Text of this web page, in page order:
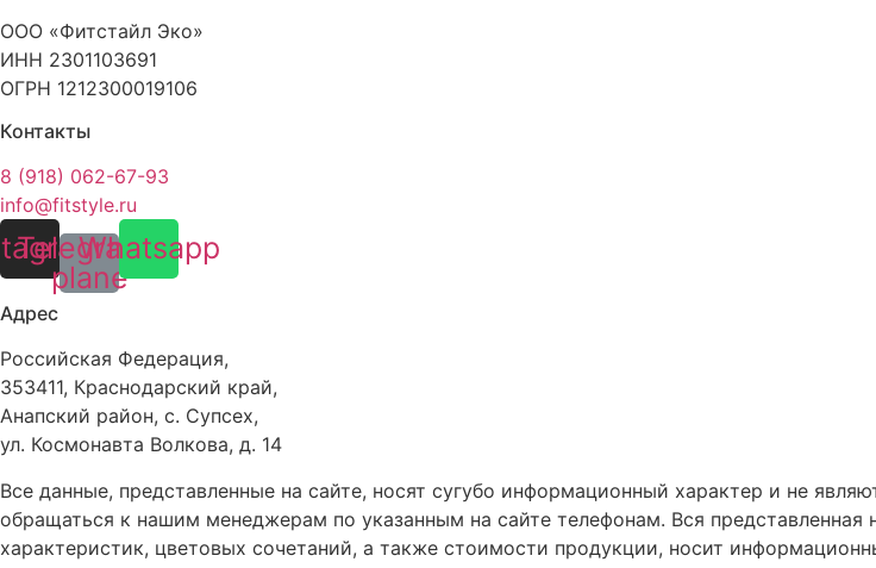
ООО «Фитстайл Эко»
ИНН 2301103691
ОГРН 1212300019106
Контакты
8 (918) 062-67-93
info@fitstyle.ru
Telegram-
plane
Whatsapp
Адрес
Российская Федерация,
353411, Краснодарский край,
Анапский район, с. Супсех,
ул. Космонавта Волкова, д. 14
Все данные, представленные на сайте, носят сугубо информационный характер и не
обращаться к нашим менеджерам по указанным на сайте телефонам. Вся
характеристик, цветовых сочетаний, а также стоимости продукции, носит